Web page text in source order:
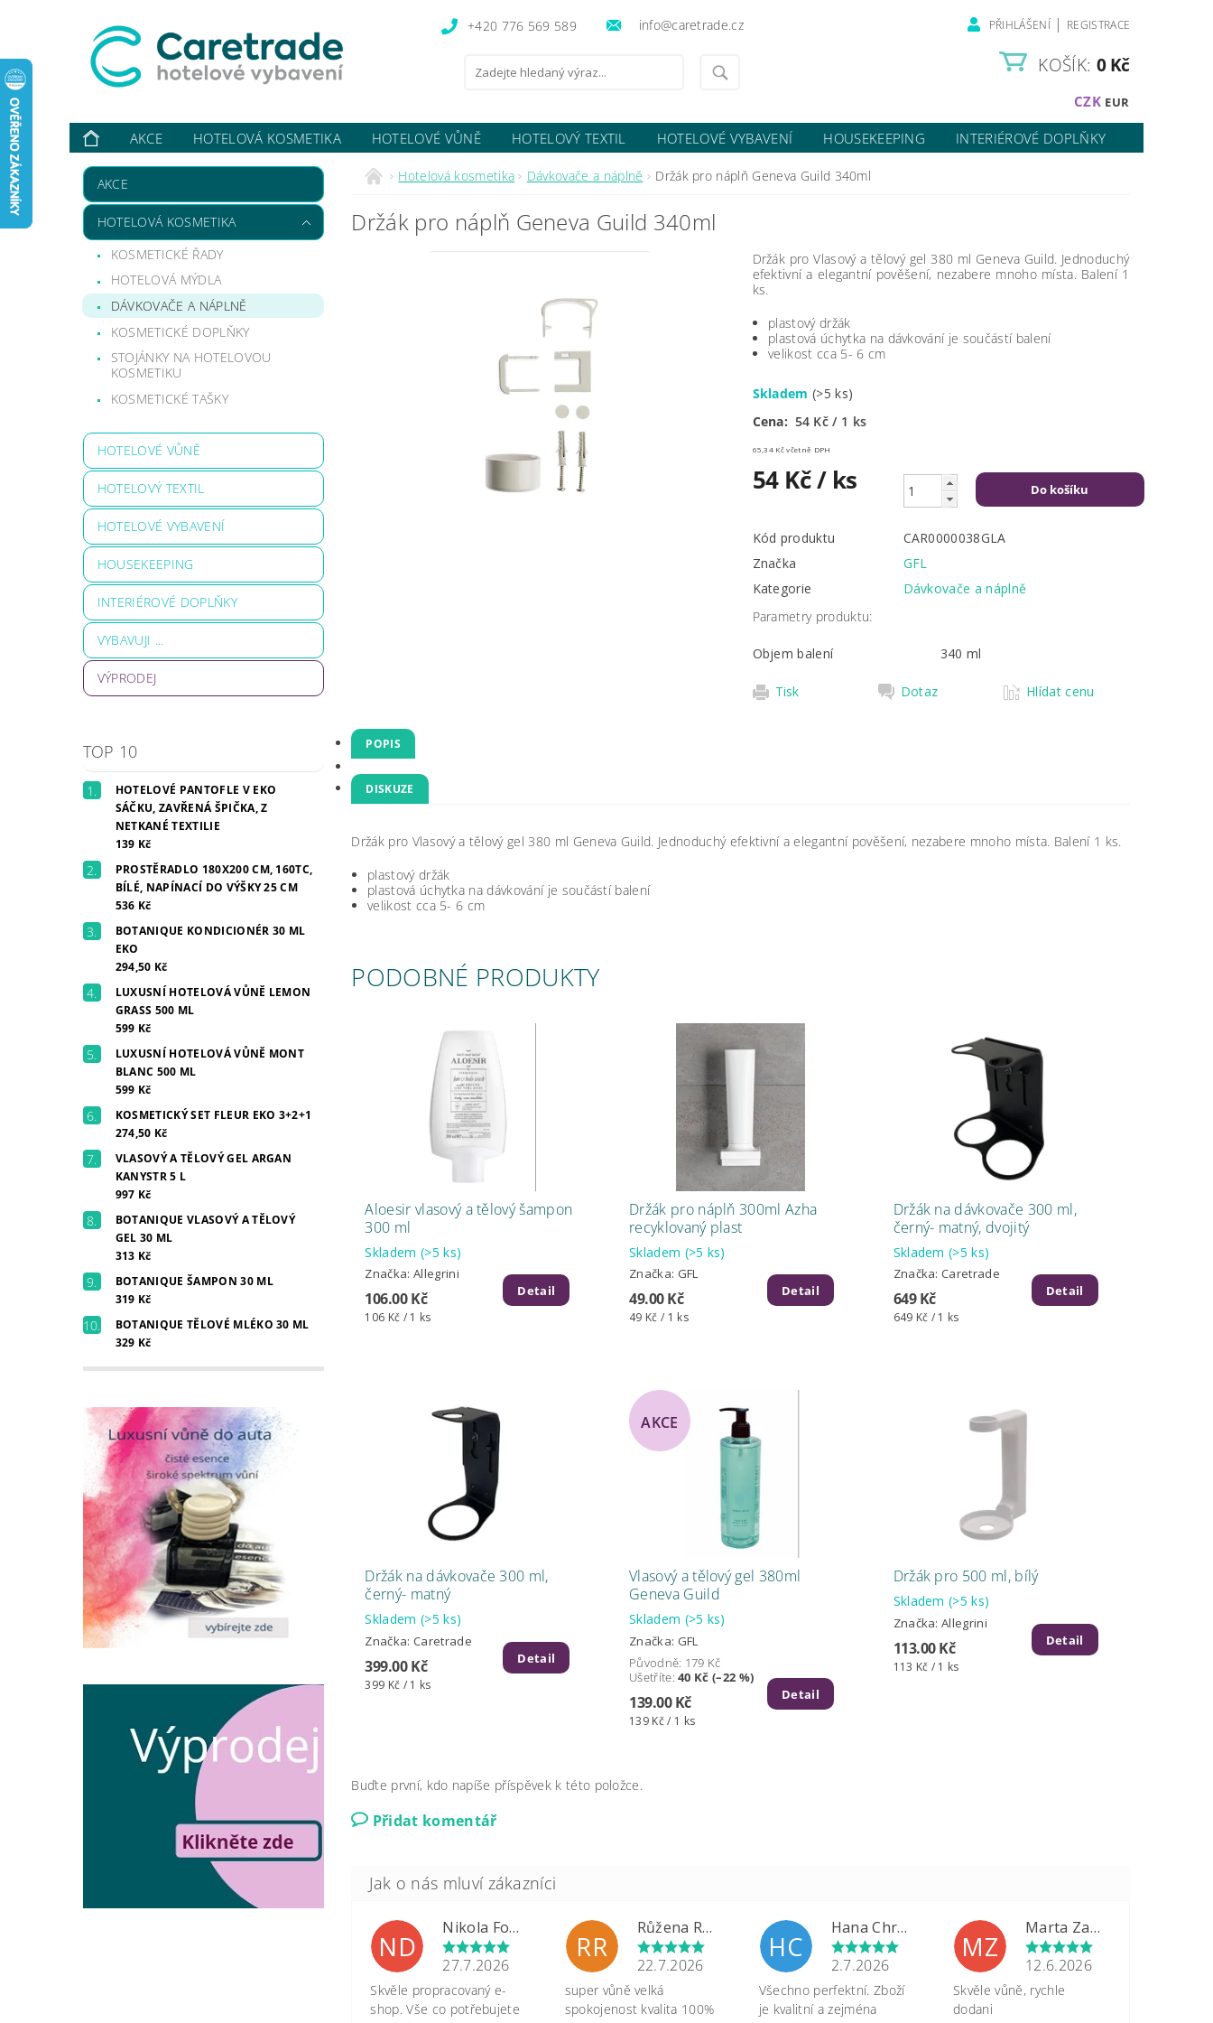
+420 776 569 589 info@caretrade.cz PŘIHLÁŠENÍ | REGISTRACE
CZK EUR
KOŠÍK: 0 Kč
AKCE HOTELOVÁ KOSMETIKA HOTELOVÉ VŮNĚ HOTELOVÝ TEXTIL HOTELOVÉ VYBAVENÍ HOUSEKEEPING
INTERIÉROVÉ DOPLŇKY
VYBAVUJI ...
KONTAKTY O NÁS HODNOCENÍ OBCHODU
AKCE
HOTELOVÁ KOSMETIKA
KOSMETICKÉ ŘADY
HOTELOVÁ MÝDLA
DÁVKOVAČE A NÁPLNĚ
KOSMETICKÉ DOPLŇKY
STOJÁNKY NA HOTELOVOU
KOSMETIKU
KOSMETICKÉ TAŠKY
HOTELOVÉ VŮNĚ
HOTELOVÝ TEXTIL
HOTELOVÉ VYBAVENÍ
HOUSEKEEPING
INTERIÉROVÉ DOPLŇKY
VYBAVUJI ...
VÝPRODEJ
TOP 10
HOTELOVÉ PANTOFLE V EKO
SÁČKU, ZAVŘENÁ ŠPIČKA, Z
NETKANÉ TEXTILIE
139 Kč
PROSTĚRADLO 180X200 CM, 160TC,
BÍLÉ, NAPÍNACÍ DO VÝŠKY 25 CM
536 Kč
BOTANIQUE KONDICIONÉR 30 ML
EKO
294,50 Kč
LUXUSNÍ HOTELOVÁ VŮNĚ LEMON
GRASS 500 ML
599 Kč
LUXUSNÍ HOTELOVÁ VŮNĚ MONT
BLANC 500 ML
599 Kč
KOSMETICKÝ SET FLEUR EKO 3+2+1
274,50 Kč
VLASOVÝ A TĚLOVÝ GEL ARGAN
KANYSTR 5 L
997 Kč
BOTANIQUE VLASOVÝ A TĚLOVÝ
GEL 30 ML
313 Kč
BOTANIQUE ŠAMPON 30 ML
319 Kč
BOTANIQUE TĚLOVÉ MLÉKO 30 ML
329 Kč
Hotelová kosmetika Dávkovače a náplně Držák pro náplň Geneva Guild 340ml
Držák pro náplň Geneva Guild 340ml
Držák pro Vlasový a tělový gel 380 ml Geneva Guild. Jednoduchý
efektivní a elegantní pověšení, nezabere mnoho místa. Balení 1
ks.
plastový držák
plastová úchytka na dávkování je součástí balení
velikost cca 5- 6 cm
Skladem(>5 ks)
Cena: 54 Kč / 1 ks
65,34 Kč včetně DPH
54 Kč/ ks
Kód produktu
CAR0000038GLA
Značka
GFL
Kategorie
Dávkovače a náplně
Parametry produktu:
Objem balení 340 ml
Tisk Dotaz Hlídat cenu
POPIS
DISKUZE
Držák pro Vlasový a tělový gel 380 ml Geneva Guild. Jednoduchý efektivní a elegantní pověšení, nezabere mnoho místa. Balení 1 ks.
plastový držák
plastová úchytka na dávkování je součástí balení
velikost cca 5- 6 cm
PODOBNÉ PRODUKTY
Aloesir vlasový a tělový šampon
300 ml
Skladem (>5 ks)
Značka: Allegrini
106.00 Kč
106 Kč / 1 ks
Detail
Držák pro náplň 300ml Azha
recyklovaný plast
Skladem (>5 ks)
Značka: GFL
49.00 Kč
49 Kč / 1 ks
Detail
Držák na dávkovače 300 ml,
černý- matný, dvojitý
Skladem(>5 ks)
Značka: Caretrade
649 Kč
649 Kč / 1 ks
Detail
Držák na dávkovače 300 ml,
černý- matný
Skladem (>5 ks)
Značka: Caretrade
399.00 Kč
399 Kč / 1 ks
Detail
AKCE
Vlasový a tělový gel 380ml
Geneva Guild
Skladem (>5 ks)
Značka: GFL
Původně: 179 Kč
Ušetříte:40 Kč (–22 %)
139.00 Kč
139 Kč / 1 ks
Detail
Držák pro 500 ml, bílý
Skladem(>5 ks)
Značka:Allegrini
113.00 Kč
113 Kč / 1 ks
Detail
Buďte první, kdo napíše příspěvek k této položce.
Přidat komentář
ND
Nikola Formánková Dvořáková
27.7.2026
Skvěle propracovaný e-
shop. Vše co potřebujete
RR
Růžena Rypková
22.7.2026
super vůně velká
spokojenost kvalita 100%
HC
Hana Chrastinová
2.7.2026
Všechno perfektní. Zboží
je kvalitní a zejména
MZ
Marta Zapletalová
12.6.2026
Skvěle vůně, rychle
dodani